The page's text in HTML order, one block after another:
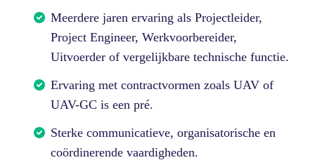
Meerdere jaren ervaring als Projectleider,
Project Engineer, Werkvoorbereider,
Uitvoerder of vergelijkbare technische functie.
Ervaring met contractvormen zoals UAV of
UAV-GC is een pré.
Sterke communicatieve, organisatorische en
coördinerende vaardigheden.